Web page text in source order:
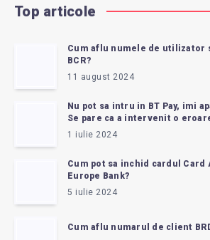
Top articole
Cum aflu numele de utilizator
BCR?
11 august 2024
Nu pot sa intru in BT Pay, imi
Se pare ca a intervenit o
1 iulie 2024
Cum pot sa inchid cardul Card
Europe Bank?
5 iulie 2024
Cum aflu numarul de client